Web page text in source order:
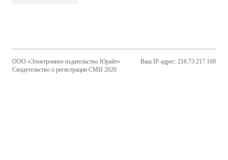
ООО «Электронное издательство Юрайт»
Свидетельство о регистрации СМИ 2020
Ваш IP-адрес: 216.73.217.169